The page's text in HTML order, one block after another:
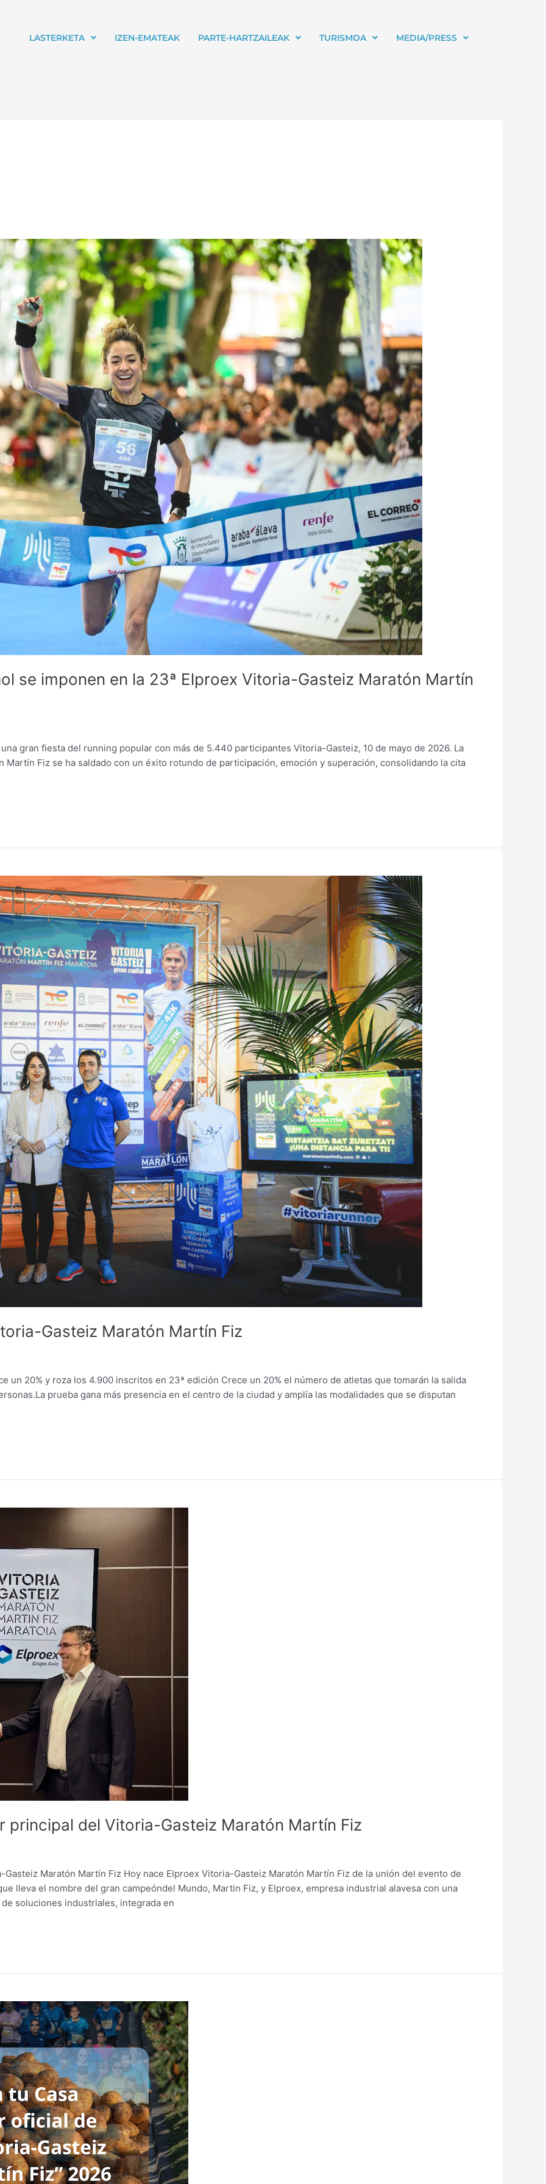
LASTERKETA IZEN-EMATEAK PARTE-HARTZAILEAK TURISMOA MEDIA/PRESS
se imponen en la 23ª Elproex Vitoria-Gasteiz Maratón Martín
gran fiesta del running popular con más de 5.440 participantes Vitoria-Gasteiz, 10 de mayo de 2026. La
Martín Fiz se ha saldado con un éxito rotundo de participación, emoción y superación, consolidando la cita
Gasteiz Maratón Martín Fiz
un 20% y roza los 4.900 inscritos en 23ª edición Crece un 20% el número de atletas que tomarán la salida
prueba gana más presencia en el centro de la ciudad y amplía las modalidades que se disputan
principal del Vitoria-Gasteiz Maratón Martín Fiz
Maratón Martín Fiz Hoy nace Elproex Vitoria-Gasteiz Maratón Martín Fiz de la unión del evento de
lleva el nombre del gran campeóndel Mundo, Martin Fiz, y Elproex, empresa industrial alavesa con una
soluciones industriales, integrada en